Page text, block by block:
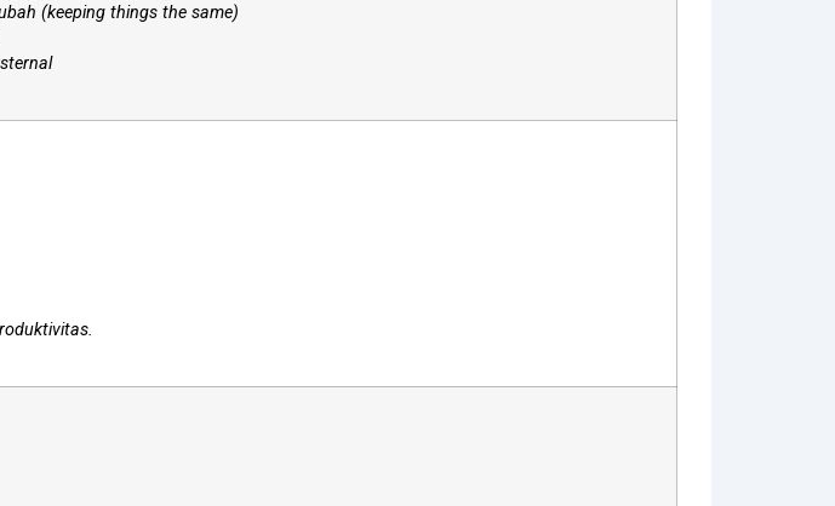
(keeping things the same)